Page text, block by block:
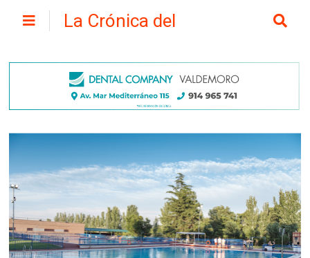
La Crónica del